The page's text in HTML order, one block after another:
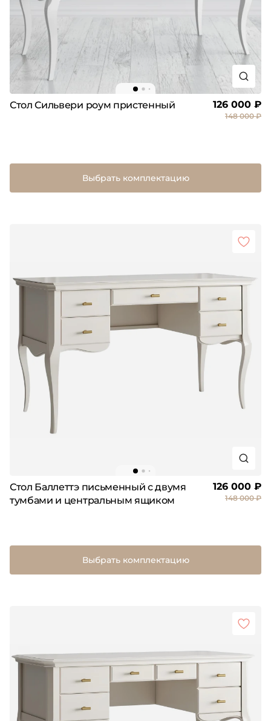
Стол Сильвери роум пристенный 126 000 ₽
148 000 ₽
Выбрать комплектацию
Стол Баллеттэ письменный с двумя
тумбами и центральным ящиком
126 000 ₽
148 000 ₽
Выбрать комплектацию